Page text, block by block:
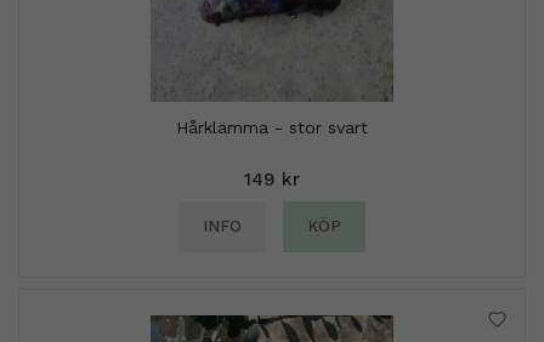
Hårklämma - stor svart
149 kr
INFO KÖP